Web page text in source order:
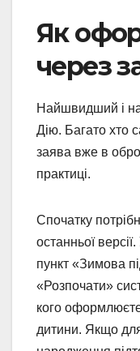
Як
через
Найшвидший і
Дію. Багато хто
заява вже в
практиці.
Спочатку
останньої
пункт «Зимова
«Розпочати»
кого
дитини. Якщо